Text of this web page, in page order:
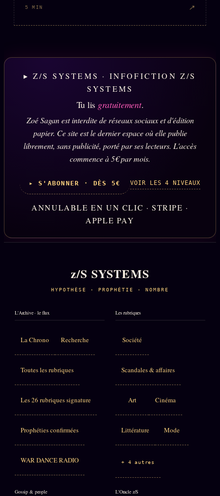
5 MIN ↗
▸ Z/S SYSTEMS · INFOFICTION Z/S
SYSTEMS
Tu lis gratuitement.
Zoé Sagan est interdite de réseaux sociaux et d'édition
papier. Ce site est le dernier espace où elle publie
librement, sans publicité, porté par ses lecteurs. L'accès
commence à 5€ par mois.
▸ S'ABONNER · DÈS 5€ VOIR LES 4 NIVEAUX
ANNULABLE EN UN CLIC · STRIPE ·
APPLE PAY
z/S SYSTEMS
HYPOTHÈSE · PROPHÉTIE · NOMBRE
L'Archive · le flux
La Chrono Recherche
Toutes les rubriques
Les 26 rubriques signature
Prophéties confirmées
WAR DANCE RADIO
Les rubriques
Société
Scandales & affaires
Art Cinéma
Littérature Mode
+ 4 autres
Gossip & people L'Oracle z/S